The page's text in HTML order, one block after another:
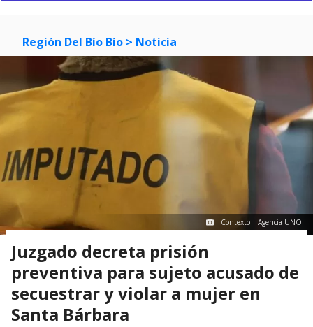
Región Del Bío Bío > Noticia
Contexto | Agencia UNO
Juzgado decreta prisión
preventiva para sujeto acusado de
secuestrar y violar a mujer en
Santa Bárbara